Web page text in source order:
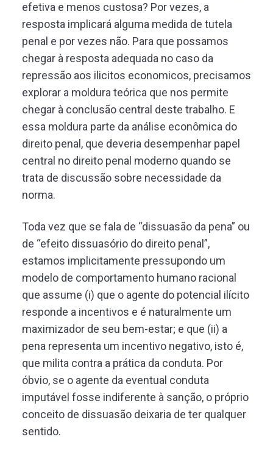
efetiva e menos custosa? Por vezes, a
resposta implicará alguma medida de tutela
penal e por vezes não. Para que possamos
chegar à resposta adequada no caso da
repressão aos ilicitos economicos, precisamos
explorar a moldura teórica que nos permite
chegar à conclusão central deste trabalho. E
essa moldura parte da análise econômica do
direito penal, que deveria desempenhar papel
central no direito penal moderno quando se
trata de discussão sobre necessidade da
norma.
Toda vez que se fala de “dissuasão da pena” ou
de “efeito dissuasório do direito penal”,
estamos implicitamente pressupondo um
modelo de comportamento humano racional
que assume (i) que o agente do potencial ilícito
responde a incentivos e é naturalmente um
maximizador de seu bem-estar; e que (ii) a
pena representa um incentivo negativo, isto é,
que milita contra a prática da conduta. Por
óbvio, se o agente da eventual conduta
imputável fosse indiferente à sanção, o próprio
conceito de dissuasão deixaria de ter qualquer
sentido.